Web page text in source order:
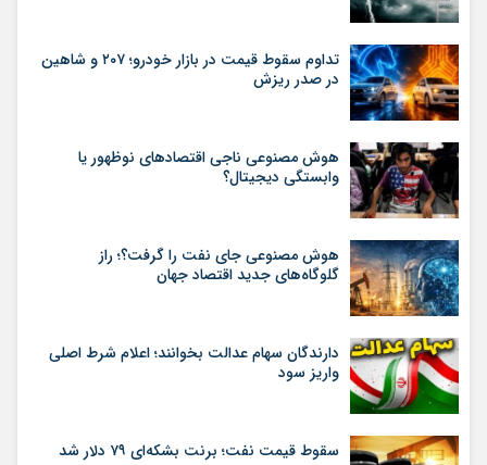
تداوم سقوط قیمت در بازار خودرو؛ ۲۰۷ و شاهین
در صدر ریزش
هوش مصنوعی ناجی اقتصادهای نوظهور یا
وابستگی دیجیتال؟
هوش مصنوعی جای نفت را گرفت؟؛ راز
گلوگاه‌های جدید اقتصاد جهان
دارندگان سهام عدالت بخوانند؛ اعلام شرط اصلی
واریز سود
سقوط قیمت نفت؛ برنت بشکه‌ای ۷۹ دلار شد